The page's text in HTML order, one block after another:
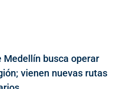
busca operar
vienen nuevas rutas